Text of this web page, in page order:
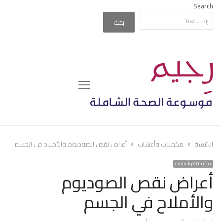
Search
بحث
Menu
الرئيسة مكملات وأعشاب أعراض نقص الصوديوم والأملاح في الجسم
مكملات وأعشاب
أعراض نقص الصوديوم
والأملاح في الجسم